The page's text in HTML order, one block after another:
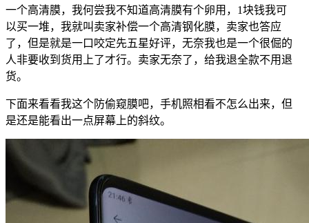
一个高清膜，我何尝我不知道高清膜有个卵用，1块钱我可
以买一堆，我就叫卖家补偿一个高清钢化膜，卖家也答应
了，但是就是一口咬定先五星好评，无奈我也是一个很倔的
人非要收到货用上了才行。卖家无奈了，给我退全款不用退
货。
下面来看看我这个防偷窥膜吧，手机照相看不怎么出来，但
是还是能看出一点屏幕上的斜纹。